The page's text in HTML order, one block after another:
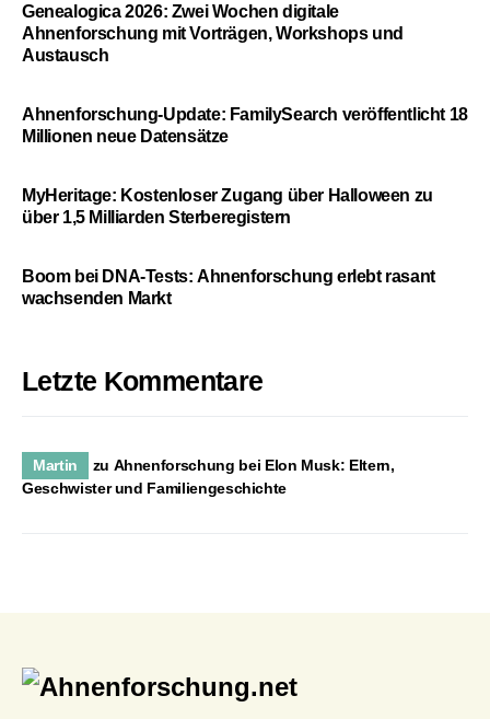
Genealogica 2026: Zwei Wochen digitale
Ahnenforschung mit Vorträgen, Workshops und
Austausch
Ahnenforschung-Update: FamilySearch veröffentlicht 18
Millionen neue Datensätze
MyHeritage: Kostenloser Zugang über Halloween zu
über 1,5 Milliarden Sterberegistern
Boom bei DNA-Tests: Ahnenforschung erlebt rasant
wachsenden Markt
Letzte Kommentare
Martin zu Ahnenforschung bei Elon Musk: Eltern,
Geschwister und Familiengeschichte